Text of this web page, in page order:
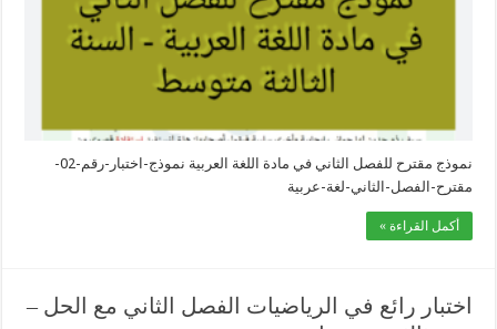
نموذج مقترح للفصل الثاني في مادة اللغة العربية نموذج-اختبار-رقم-02-
مقترح-الفصل-الثاني-لغة-عربية
أكمل القراءة »
اختبار رائع في الرياضيات الفصل الثاني مع الحل –